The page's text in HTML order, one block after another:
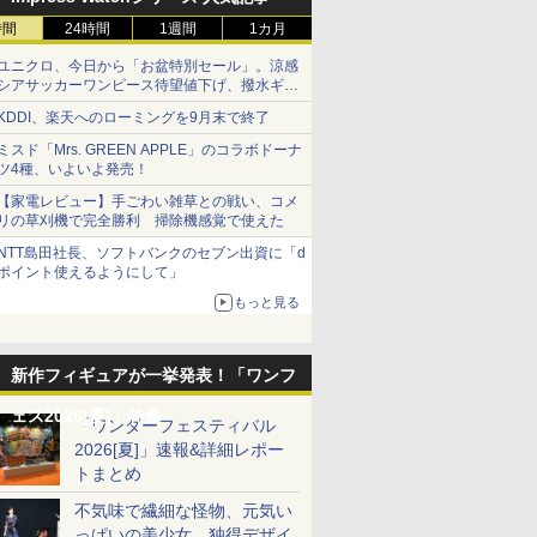
24時間 1週間 1カ月
ニクロ、今日から「お盆特別セール」。涼感
アサッカーワンピース待望値下げ、撥水ギア
ョーツは1990円に
、楽天へのローミングを9月末で終了
スド「Mrs. GREEN APPLE」のコラボドーナ
4種、いよいよ発売！
家電レビュー】手ごわい雑草との戦い、コメ
の草刈機で完全勝利 掃除機感覚で使えた
島田社長、ソフトバンクのセブン出資に「d
イント使えるようにして」
もっと見る
新作フィギュアが一挙発表！「ワンフ
ェス2026[夏]」特集「ワンダーフェスティバル
2026[夏]」速報&詳細レポー
トまとめ
不気味で繊細な怪物、元気い